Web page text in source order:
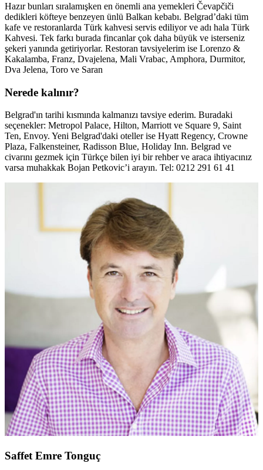
Hazır bunları sıralamışken en önemli ana yemekleri Čevapčiči
dedikleri köfteye benzeyen ünlü Balkan kebabı. Belgrad’daki tüm
kafe ve restoranlarda Türk kahvesi servis ediliyor ve adı hala Türk
Kahvesi. Tek farkı burada fincanlar çok daha büyük ve isterseniz
şekeri yanında getiriyorlar. Restoran tavsiyelerim ise Lorenzo &
Kakalamba, Franz, Dvajelena, Mali Vrabac, Amphora, Durmitor,
Dva Jelena, Toro ve Saran
Nerede kalınır?
Belgrad'ın tarihi kısmında kalmanızı tavsiye ederim. Buradaki
seçenekler: Metropol Palace, Hilton, Marriott ve Square 9, Saint
Ten, Envoy. Yeni Belgrad'daki oteller ise Hyatt Regency, Crowne
Plaza, Falkensteiner, Radisson Blue, Holiday Inn. Belgrad ve
civarını gezmek için Türkçe bilen iyi bir rehber ve araca ihtiyacınız
varsa muhakkak Bojan Petkovic’i arayın. Tel: 0212 291 61 41
Saffet Emre Tonguç